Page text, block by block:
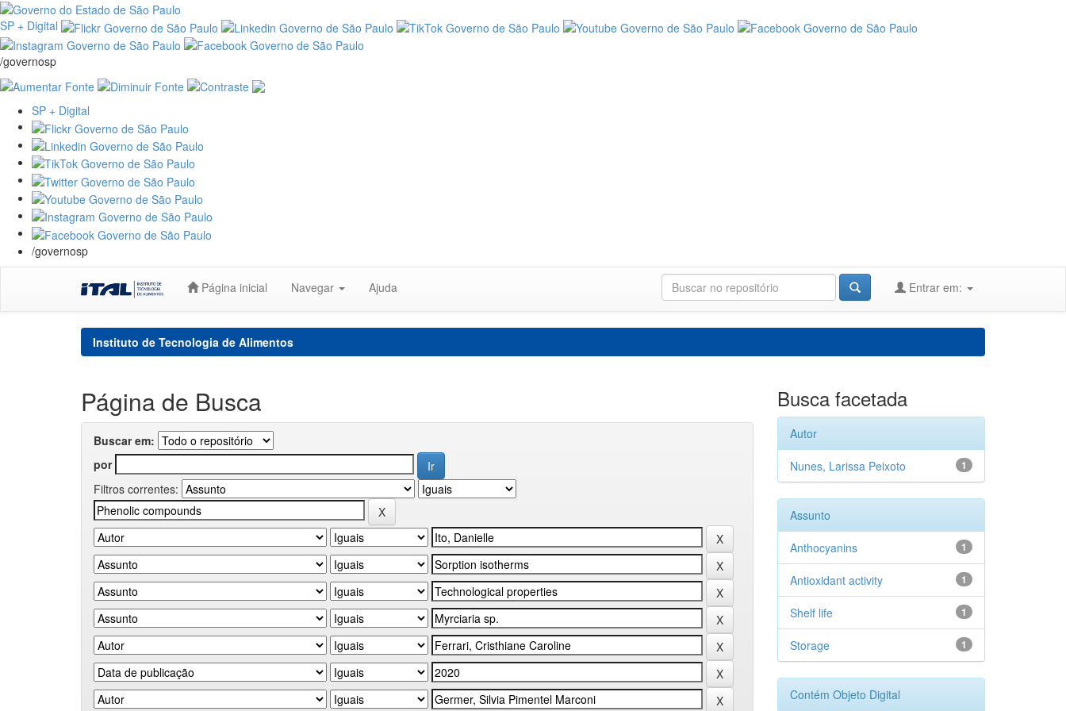
SP + Digital
/governosp
SP + Digital
/governosp
Página inicial Navegar Ajuda Entrar em:
Instituto de Tecnologia de Alimentos
Página de Busca
Buscar em:
por
Filtros correntes:
Busca facetada
Autor
1
Nunes, Larissa Peixoto
Assunto
1
Anthocyanins
1
Antioxidant activity
1
Shelf life
1
Storage
Contém Objeto Digital